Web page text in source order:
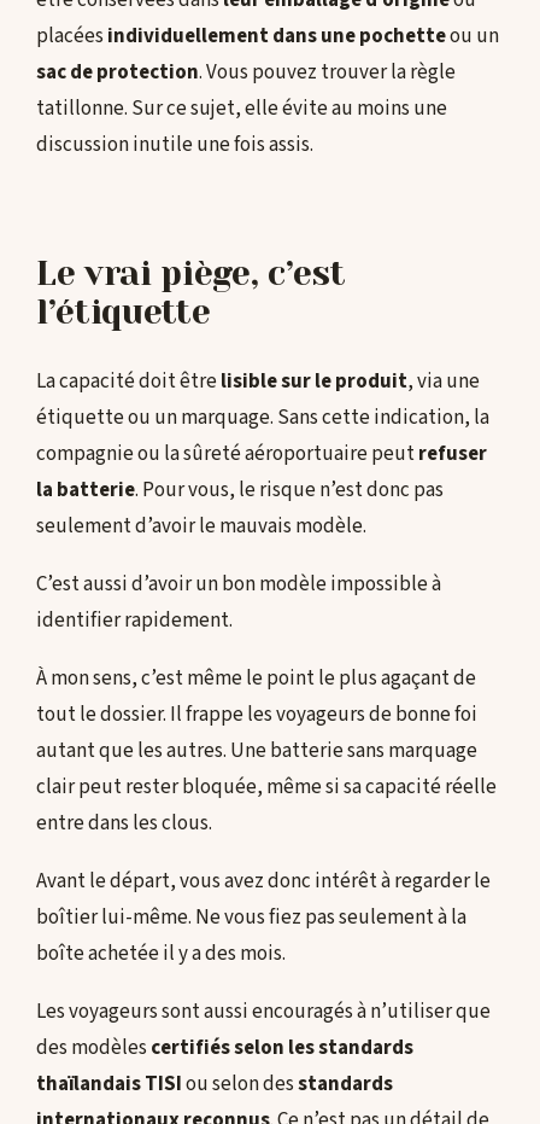
placées individuellement dans une pochetteou un
sac de protection. Vous pouvez trouver la règle
tatillonne. Sur ce sujet, elle évite au moins une
discussion inutile une fois assis.
Le vrai piège, c’est
l’étiquette
La capacité doit êtrelisible sur le produit, via une
étiquette ou un marquage. Sans cette indication, la
compagnie ou la sûreté aéroportuaire peutrefuser
la batterie. Pour vous, le risque n’est donc pas
seulement d’avoir le mauvais modèle.
C’est aussi d’avoir un bon modèle impossible à
identifier rapidement.
À mon sens, c’est même le point le plus agaçant de
tout le dossier. Il frappe les voyageurs de bonne foi
autant que les autres. Une batterie sans marquage
clair peut rester bloquée, même si sa capacité réelle
entre dans les clous.
Avant le départ, vous avez donc intérêt à regarder le
boîtier lui-même. Ne vous fiez pas seulement à la
boîte achetée il y a des mois.
Les voyageurs sont aussi encouragés à n’utiliser que
des modèles certifiés selon les standards
thaïlandais TISIou selon desstandards